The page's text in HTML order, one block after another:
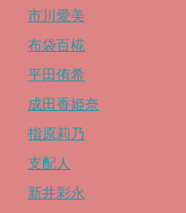
市川愛美
布袋百椛
平田侑希
成田香姫奈
指原莉乃
支配人
新井彩永